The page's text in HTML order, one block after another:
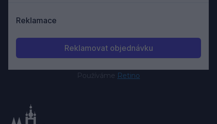
Používáme Retino